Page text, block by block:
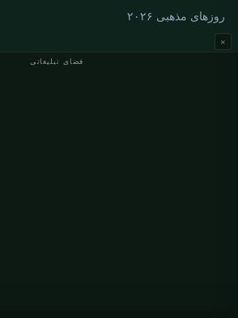
فضای تبلیغاتی
×
روزهای مذهبی ۲۰۲۶